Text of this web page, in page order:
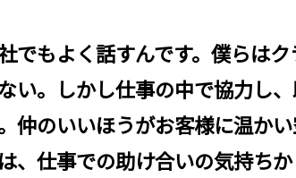
でもよく話すんです。僕らは
い。しかし仕事の中で協力し
仲のいいほうがお客様に温か
、仕事での助け合いの気持ち